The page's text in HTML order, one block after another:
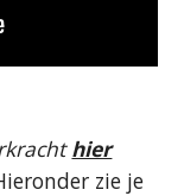
hier
zie je